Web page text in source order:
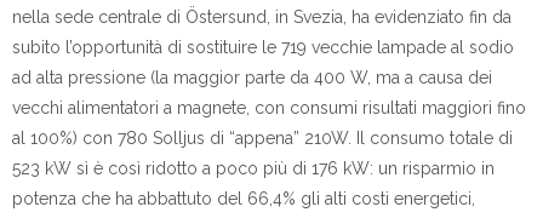
nella sede centrale di Östersund, in Svezia, ha evidenziato fin da
subito l’opportunità di sostituire le 719 vecchie lampade al sodio
ad alta pressione (la maggior parte da 400 W, ma a causa dei
vecchi alimentatori a magnete, con consumi risultati maggiori fino
al 100%) con 780 Solljus di “appena” 210W. Il consumo totale di
523 kW sì è così ridotto a poco più di 176 kW: un risparmio in
potenza che ha abbattuto del 66,4% gli alti costi energetici,